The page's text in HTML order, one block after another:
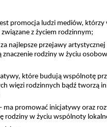
promocja ludzi mediów,
z życiem rodzinnym;
najlepsze przejawy artystycznej
znaczenie rodziny w życiu
które budują wspólnotę
więzi rodzinnych bądź tworzą
ma promować inicjatywy oraz
rodziny w życiu wspólnoty